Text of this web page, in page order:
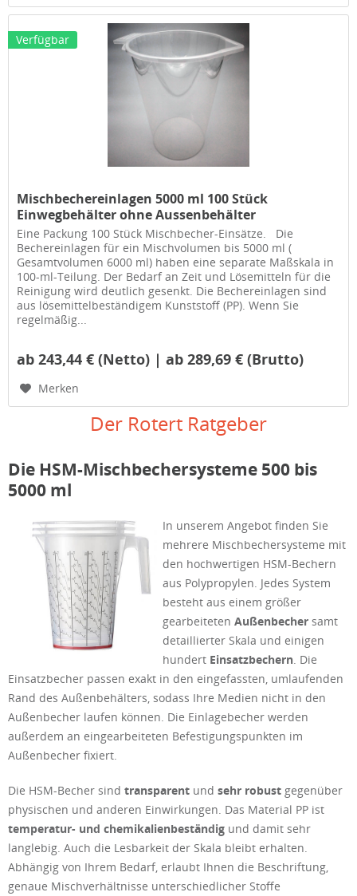
Verfügbar
Mischbechereinlagen 5000 ml 100 Stück
Einwegbehälter ohne Aussenbehälter
Eine Packung 100 Stück Mischbecher-Einsätze. Die
Bechereinlagen für ein Mischvolumen bis 5000 ml (
Gesamtvolumen 6000 ml) haben eine separate Maßskala in
100-ml-Teilung. Der Bedarf an Zeit und Lösemitteln für die
Reinigung wird deutlich gesenkt. Die Bechereinlagen sind
aus lösemittelbeständigem Kunststoff (PP). Wenn Sie
regelmäßig...
ab 243,44 € (Netto) | ab 289,69 € (Brutto)
Merken
Der Rotert Ratgeber
Die HSM-Mischbechersysteme 500 bis
5000 ml
In unserem Angebot finden Sie
mehrere Mischbechersysteme mit
den hochwertigen HSM-Bechern
aus Polypropylen. Jedes System
besteht aus einem größer
gearbeiteten Außenbecher samt
detaillierter Skala und einigen
hundert Einsatzbechern . Die
Einsatzbecher passen exakt in den eingefassten, umlaufenden
Rand des Außenbehälters, sodass Ihre Medien nicht in den
Außenbecher laufen können. Die Einlagebecher werden
außerdem an eingearbeiteten Befestigungspunkten im
Außenbecher fixiert.
Die HSM-Becher sind transparent und sehr robust gegenüber
physischen und anderen Einwirkungen. Das Material PP ist
temperatur- und chemikalienbeständig und damit sehr
langlebig. Auch die Lesbarkeit der Skala bleibt erhalten.
Abhängig von Ihrem Bedarf, erlaubt Ihnen die Beschriftung,
genaue Mischverhältnisse unterschiedlicher Stoffe